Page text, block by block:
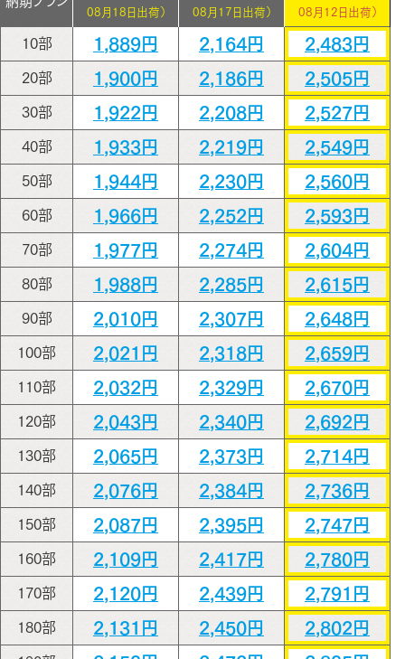
08月18日出荷） 08月17日出荷） 08月12日出荷）
10部 1,889円 2,164円 2,483円
20部 1,900円 2,186円 2,505円
30部 1,922円 2,208円 2,527円
40部 1,933円 2,219円 2,549円
50部 1,944円 2,230円 2,560円
60部 1,966円 2,252円 2,593円
70部 1,977円 2,274円 2,604円
80部 1,988円 2,285円 2,615円
90部 2,010円 2,307円 2,648円
100部 2,021円 2,318円 2,659円
110部 2,032円 2,329円 2,670円
120部 2,043円 2,340円 2,692円
130部 2,065円 2,373円 2,714円
140部 2,076円 2,384円 2,736円
150部 2,087円 2,395円 2,747円
160部 2,109円 2,417円 2,780円
170部 2,120円 2,439円 2,791円
180部 2,131円 2,450円 2,802円